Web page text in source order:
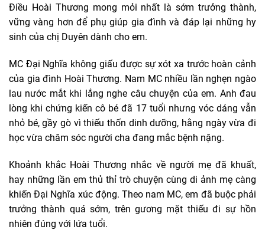
Điều Hoài Thương mong mỏi nhất là sớm trưởng thành,
vững vàng hơn để phụ giúp gia đình và đáp lại những hy
sinh của chị Duyên dành cho em.
MC Đại Nghĩa không giấu được sự xót xa trước hoàn cảnh
của gia đình Hoài Thương. Nam MC nhiều lần nghẹn ngào
lau nước mắt khi lắng nghe câu chuyện của em. Anh đau
lòng khi chứng kiến cô bé đã 17 tuổi nhưng vóc dáng vẫn
nhỏ bé, gầy gò vì thiếu thốn dinh dưỡng, hằng ngày vừa đi
học vừa chăm sóc người cha đang mắc bệnh nặng.
Khoảnh khắc Hoài Thương nhắc về người mẹ đã khuất,
hay những lần em thủ thỉ trò chuyện cùng di ảnh mẹ càng
khiến Đại Nghĩa xúc động. Theo nam MC, em đã buộc phải
trưởng thành quá sớm, trên gương mặt thiếu đi sự hồn
nhiên đúng với lứa tuổi.